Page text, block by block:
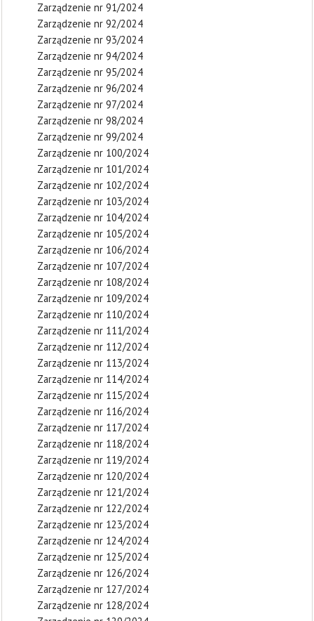
Zarządzenie nr 91/2024
Zarządzenie nr 92/2024
Zarządzenie nr 93/2024
Zarządzenie nr 94/2024
Zarządzenie nr 95/2024
Zarządzenie nr 96/2024
Zarządzenie nr 97/2024
Zarządzenie nr 98/2024
Zarządzenie nr 99/2024
Zarządzenie nr 100/2024
Zarządzenie nr 101/2024
Zarządzenie nr 102/2024
Zarządzenie nr 103/2024
Zarządzenie nr 104/2024
Zarządzenie nr 105/2024
Zarządzenie nr 106/2024
Zarządzenie nr 107/2024
Zarządzenie nr 108/2024
Zarządzenie nr 109/2024
Zarządzenie nr 110/2024
Zarządzenie nr 111/2024
Zarządzenie nr 112/2024
Zarządzenie nr 113/2024
Zarządzenie nr 114/2024
Zarządzenie nr 115/2024
Zarządzenie nr 116/2024
Zarządzenie nr 117/2024
Zarządzenie nr 118/2024
Zarządzenie nr 119/2024
Zarządzenie nr 120/2024
Zarządzenie nr 121/2024
Zarządzenie nr 122/2024
Zarządzenie nr 123/2024
Zarządzenie nr 124/2024
Zarządzenie nr 125/2024
Zarządzenie nr 126/2024
Zarządzenie nr 127/2024
Zarządzenie nr 128/2024